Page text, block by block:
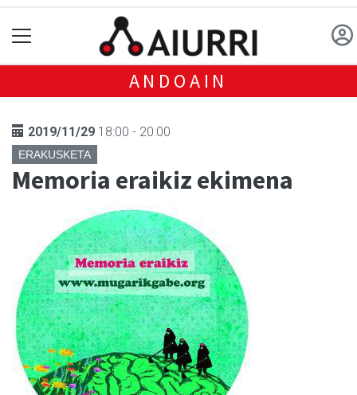
ANDOAIN
2019/11/29 18:00 - 20:00
ERAKUSKETA
Memoria eraikiz ekimena